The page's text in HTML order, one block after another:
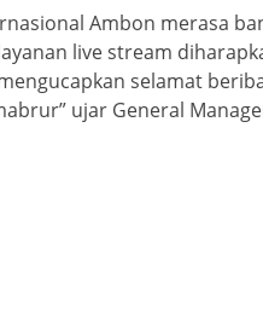
Ambon merasa
live stream
selamat
ujar General